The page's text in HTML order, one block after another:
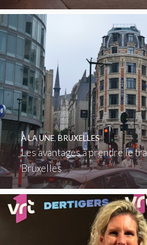
Les avantages à prendre le
Bruxelles
À LA UNE, BRUXELLES